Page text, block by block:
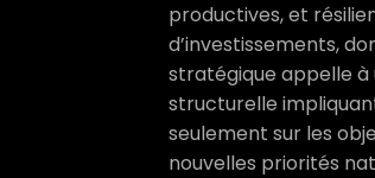
productives, et
d’investissements,
stratégique appelle à
structurelle
seulement sur les
nouvelles priorités